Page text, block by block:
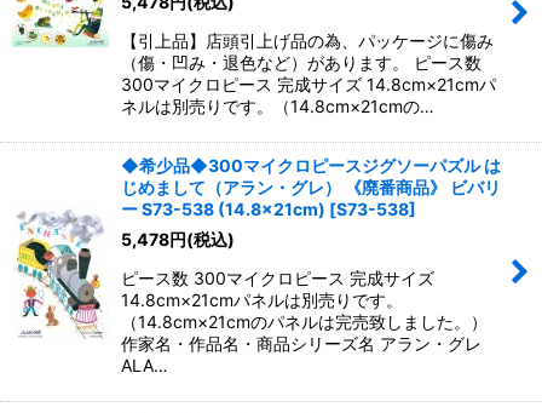
【引上品】店頭引上げ品の為、パッケージに傷み
（傷・凹み・退色など）があります。 ピース数
300マイクロピース 完成サイズ 14.8cm×21cmパ
ネルは別売りです。（14.8cm×21cmの…
◆希少品◆300マイクロピースジグソーパズル は
じめまして（アラン・グレ） 《廃番商品》 ビバリ
ー S73-538 (14.8×21cm) [S73-538]
5,478円(税込)
ピース数 300マイクロピース 完成サイズ
14.8cm×21cmパネルは別売りです。
（14.8cm×21cmのパネルは完売致しました。）
作家名・作品名・商品シリーズ名 アラン・グレ
ALA…